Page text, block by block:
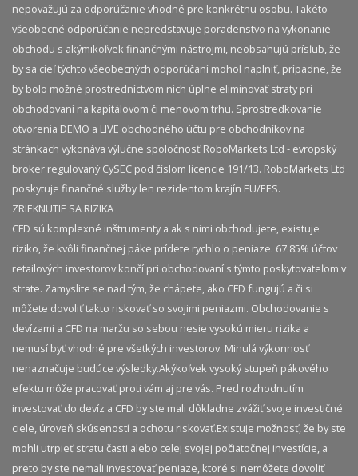
nepovažujú za odporúčanie vhodné pre konkrétnu osobu. Takéto
všeobecné odporúčanie nepredstavuje poradenstvo na vykonanie
obchodu s akýmikoľvek finančnými nástrojmi, neobsahujú prísľub, že
by sa cieľ týchto všeobecných odporúčaní mohol naplniť, prípadne, že
by bolo možné prostredníctvom nich úplne eliminovať straty pri
obchodovaní na kapitálovom či menovom trhu. Sprostredkovanie
otvorenia DEMO a LIVE obchodného účtu pre obchodníkov na
stránkach vykonáva výlučne spoločnosť RoboMarkets Ltd - evropský
broker regulovaný CySEC pod číslom licencie 191/13. RoboMarkets Ltd
poskytuje finančné služby len rezidentom krajín EU/EES.
ZRIEKNUTIE SA RIZIKA
CFD sú komplexné inštrumenty a ak s nimi obchodujete, existuje
riziko, že kvôli finančnej páke prídete rychlo o peniaze. 67.85% účtov
retailových investorov končí pri obchodovaní s týmto poskytovateľom v
strate. Zamyslite se nad tým, že chápete, ako CFD fungujú a či si
môžete dovoliť takto riskovať so svojimi peniazmi. Obchodovanie s
devízami a CFD na maržu so sebou nesie vysokú mieru rizika a
nemusí byť vhodné pre všetkých investorov. Minulá výkonnosť
nenaznačuje budúce výsledky.​ Akýkoľvek vysoký stupeň pákového
efektu môže pracovať proti vám aj pre vás. Pred rozhodnutím
investovať do devíz a CFD by ste mali dôkladne zvážiť svoje investičné
ciele, úroveň skúseností a ochotu riskovať.​ Existuje možnosť, že by ste
mohli utrpieť stratu časti alebo celej svojej počiatočnej investície, a
preto by ste nemali investovať peniaze, ktoré si nemôžete dovoliť